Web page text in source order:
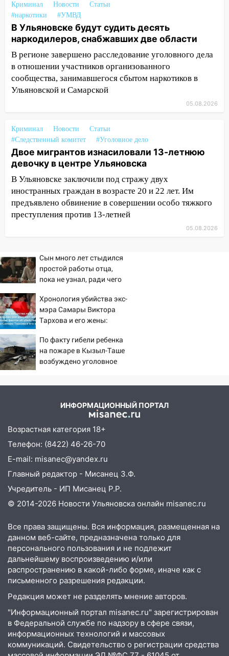
ульяновец перевёл себе деньги с карты
знакомого
14:01 За неделю в Ульяновской области
поймали 48 пьяных водителей
13:54 Хотел «подарить жене машину»,
но едва не отдал мошенникам 530
тысяч рублей
курьеру мошенников
13:16 На Московском шоссе Opel не
уступил дорогу и столкнулся с Kia:
водитель госпитализирован
13:01 В Засвияжье Skoda сбила
женщину на пешеходном переходе
12:49
12:40
В Новой Малыкле Mitsubishi сбил
велосипедиста на перекрёстке
12:21
Заволжье ушло под воду после
ливня: дорожникам пришлось срочно
расчищать ливнёвки
10:40
Новый мост через Свиягу в
Ульяновске планируют открыть к
сентябрю
Димитровграда более 1,1 млн рублей
В Заволжском районе Ульяновска
загорелся легковой автомобиль
09:51
В Заволжском районе Ульяновска
загорелись промышленные отходы
09:45 В Заволжском районе Ульяновска
загорелся гаражный бокс:
эвакуировались четыре человека
09:28
В Майнском районе загорелся
дачный дом
08:28 УлГУ получит субсидию на
создание отечественного ПЦР-
анализатора
07:17
Какая погода ждёт Ульяновскую
07:10 В Ульяновске почти 20 тысяч
вооружённых человек, в том числе
женщины
Криминал Новости
Статьи
#наркотики
#УМВД
В Ульяновске будут судить десять
наркодилеров, снабжавших две области
В регионе завершено расследование уголовного дела
в отношении участников организованного
сообщества, занимавшегося сбытом наркотиков в
Ульяновской и Самарской
05.08.2026
Криминал Новости
Статьи
#Следственный комитет
#Уголовное дело
Двое мигрантов изнасиловали 13-летнюю
девочку в центре Ульяновска
В Ульяновске заключили под стражу двух
иностранных граждан в возрасте 20 и 22 лет. Им
предъявлено обвинение в совершении особо тяжкого
преступления против 13-летней
05.08.2026
Сын много лет стыдился
простой работы отца,
пока не узнал, ради чего
- история одной семьи
Хронология убийства экс-
мэра Самары Виктора
Тархова и его жены:
фактов, новые
подробности
По факту гибели ребенка
на пожаре в Кызыл-Таше
возбуждено уголовное
ИНФОРМАЦИОННЫЙ ПОРТАЛ
Возрастная категория 18+
Телефон: (8422) 46-26-70
E-mail: misanec@yandex.ru
Главный редактор - Мисанец З.Ф.
Учредитель - ИП Мисанец Р.Р.
© 2014-2026 Новости Ульяновска онлайн misanec.ru
Все права защищены. Вся информация, размещенная на
данном веб-сайте, предназначена только для
персонального пользования и не подлежит
дальнейшему воспроизведению и/или
распространению в какой-либо форме, иначе как с
письменного разрешения редакции.
Редакция может не разделять мнение авторов.
"Информационный портал misanec.ru" зарегистрирован
в Федеральной службе по надзору в сфере связи,
информационных технологий и массовых
коммуникаций. Свидетельство о регистрации средства